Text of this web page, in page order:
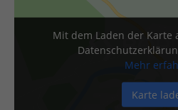
Mit dem Laden der Karte
Mehr
Karte